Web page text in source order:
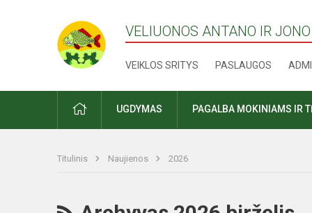
VELIUONOS ANTANO IR
VEIKLOS SRITYS PASLAUGOS
PRADŽIAUGDYMAS PAGALBA MOKINIAMS IR
Titulinis Naujienos 2026